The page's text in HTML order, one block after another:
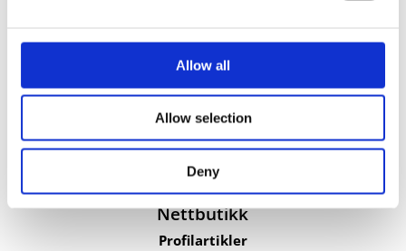
Allow all
Allow selection
Deny
Kontakt
51 82 67 00
Kvalebergveien 21, 4016 Stavanger
Man – fre 08:00 – 16:00
Nettbutikk
Profilartikler